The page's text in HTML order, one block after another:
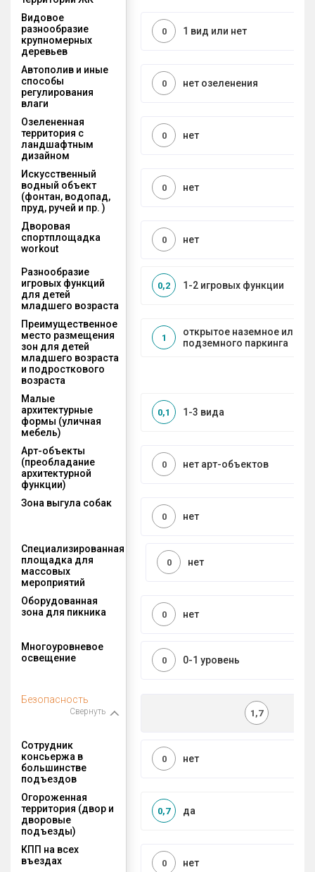
Видовое
разнообразие
крупномерных
деревьев
1 вид или нет
0
Автополив и иные
способы
регулирования
влаги
нет озеленения
0
Озелененная
территория с
ландшафтным
дизайном
нет
0
Искусственный
водный объект
(фонтан, водопад,
пруд, ручей и пр. )
нет
0
Дворовая
спортплощадка
workout
нет
0
Разнообразие
игровых функций
для детей
младшего возраста
1-2 игровых функции
0,2
Преимущественное
место размещения
зон для детей
младшего возраста
и подросткового
возраста
открытое наземное или на
подземного паркинга
1
Малые
архитектурные
формы (уличная
мебель)
1-3 вида
0,1
Арт-объекты
(преобладание
архитектурной
функции)
нет арт-объектов
0
Зона выгула собак
нет
0
Специализированная
площадка для
массовых
мероприятий
нет
0
Оборудованная
зона для пикника
нет
0
Многоуровневое
освещение
0-1 уровень
0
Безопасность
Свернуть 1,7
Сотрудник
консьержа в
большинстве
подъездов
нет
0
Огороженная
территория (двор и
дворовые
подъезды)
да
0,7
КПП на всех
въездах
нет
0